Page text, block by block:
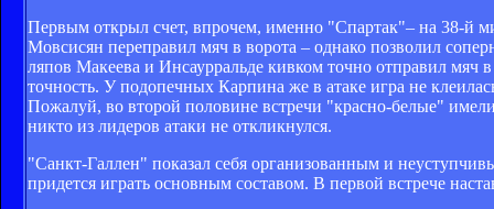
Первым открыл счет, впрочем, именно "Спартак"– на 38-й
Мовсисян переправил мяч в ворота – однако позволил
ляпов Макеева и Инсаурральде кивком точно отправил
точность. У подопечных Карпина же в атаке игра не
Пожалуй, во второй половине встречи "красно-белые"
никто из лидеров атаки не откликнулся.
"Санкт-Галлен" показал себя организованным и
придется играть основным составом. В первой встрече